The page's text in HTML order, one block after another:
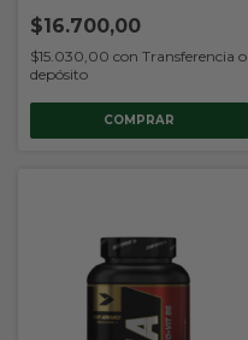
$16.700,00
$15.030,00 con Transferencia o
depósito